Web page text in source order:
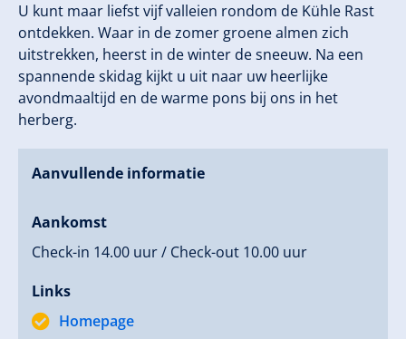
U kunt maar liefst vijf valleien rondom de Kühle Rast
ontdekken. Waar in de zomer groene almen zich
uitstrekken, heerst in de winter de sneeuw. Na een
spannende skidag kijkt u uit naar uw heerlijke
avondmaaltijd en de warme pons bij ons in het
herberg.
Aanvullende informatie
Aankomst
Check-in 14.00 uur / Check-out 10.00 uur
Links
Homepage